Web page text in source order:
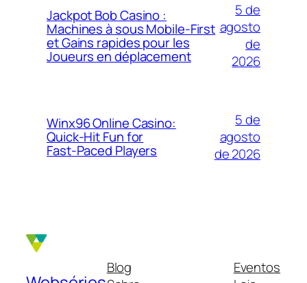
Jackpot Bob Casino :
Machines à sous Mobile‑First
et Gains rapides pour les
Joueurs en déplacement
5 de
agosto
de
2026
Winx96 Online Casino:
Quick‑Hit Fun for
Fast‑Paced Players
5 de
agosto
de 2026
Blog
Eventos